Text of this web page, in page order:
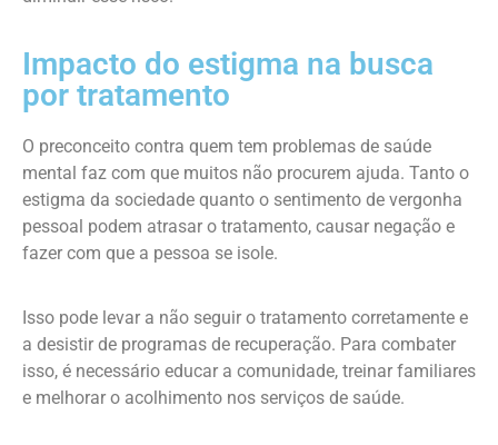
Impacto do estigma na busca
por tratamento
O preconceito contra quem tem problemas de saúde
mental faz com que muitos não procurem ajuda. Tanto o
estigma da sociedade quanto o sentimento de vergonha
pessoal podem atrasar o tratamento, causar negação e
fazer com que a pessoa se isole.
Isso pode levar a não seguir o tratamento corretamente e
a desistir de programas de recuperação. Para combater
isso, é necessário educar a comunidade, treinar familiares
e melhorar o acolhimento nos serviços de saúde.